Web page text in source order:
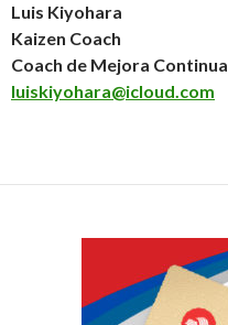
Luis Kiyohara
Kaizen Coach
Coach de Mejora Continua
luiskiyohara@icloud.com